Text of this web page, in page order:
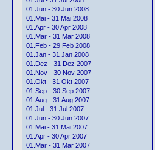
01.Jun - 30 Jun 2008
01.Mai - 31 Mai 2008
01.Apr - 30 Apr 2008
01.Mär - 31 Mär 2008
01.Feb - 29 Feb 2008
01.Jan - 31 Jan 2008
01.Dez - 31 Dez 2007
01.Nov - 30 Nov 2007
01.Okt - 31 Okt 2007
01.Sep - 30 Sep 2007
01.Aug - 31 Aug 2007
01.Jul - 31 Jul 2007
01.Jun - 30 Jun 2007
01.Mai - 31 Mai 2007
01.Apr - 30 Apr 2007
01.Mär - 31 Mär 2007